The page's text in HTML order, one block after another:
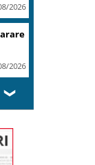
2026
2026
❯